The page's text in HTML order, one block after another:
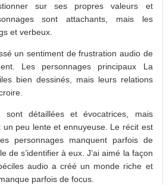
sur ses propres valeurs et
sont attachants, mais les
et verbeux.
un sentiment de frustration audio de
Les personnages principaux La
bien dessinés, mais leurs relations
sont détaillées et évocatrices, mais
un peu lente et ennuyeuse. Le récit est
personnages manquent parfois de
de s’identifier à eux. J’ai aimé la façon
audio a créé un monde riche et
parfois de focus.